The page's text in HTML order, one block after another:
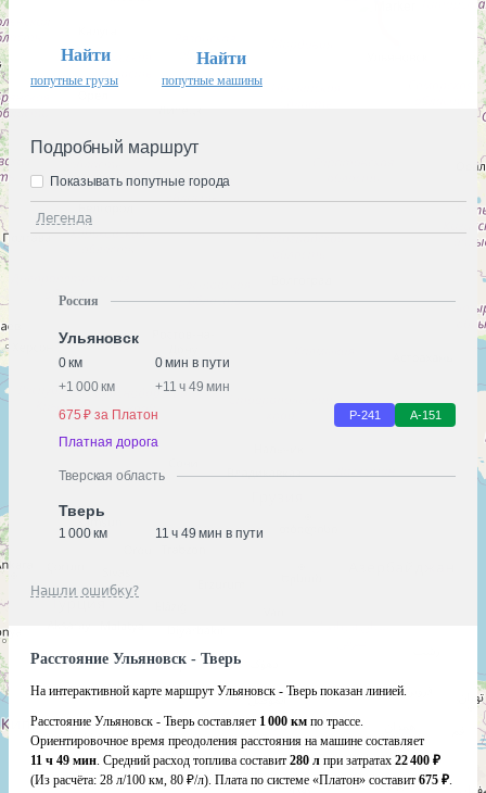
Найти
попутные грузы
Найти
попутные машины
Подробный маршрут
Легенда
Показывать попутные города
Россия
Ульяновск
0 км
0 мин в пути
+1 000 км +11 ч 49 мин
675 ₽ за Платон
Р-241 А-151
Платная дорога
Тверская область
Тверь
1 000 км 11 ч 49 мин в пути
Нашли ошибку?
Расстояние Ульяновск - Тверь
На интерактивной карте маршрут Ульяновск - Тверь показан линией.
Расстояние Ульяновск - Тверь составляет 1 000 км по трассе.
Ориентировочное время преодоления расстояния на машине составляет
11 ч 49 мин. Средний расход топлива составит 280 л при затратах 22 400 ₽
(Из расчёта: 28 л/100 км, 80 ₽/л). Плата по системе «Платон» составит 675 ₽.